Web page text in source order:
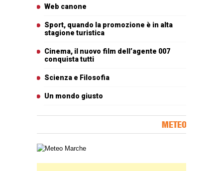
Web canone
Sport, quando la promozione è in alta
stagione turistica
Cinema, il nuovo film dell’agente 007
conquista tutti
Scienza e Filosofia
Un mondo giusto
METEO
Carta meteorologica delle Marche